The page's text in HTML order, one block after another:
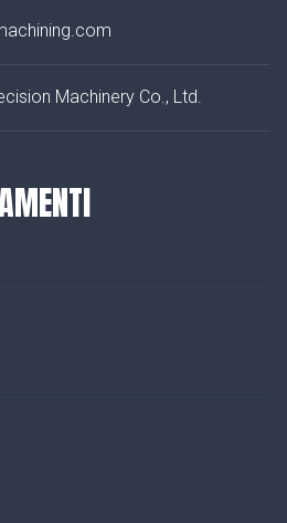
Machinery Co., Ltd.